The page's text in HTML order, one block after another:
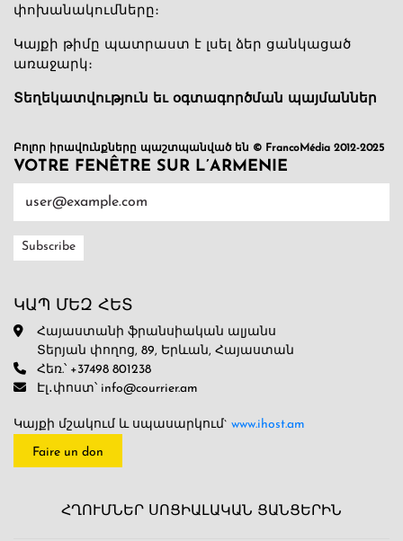
փոխանակումները։
Կայքի թիմը պատրաստ է լսել ձեր ցանկացած
առաջարկ։
Տեղեկատվություն եւ օգտագործման պայմաններ
Բոլոր իրավունքները պաշտպանված են © FrancoMédia 2012-2025
VOTRE FENÊTRE SUR L’ARMENIE
ԿԱՊ ՄԵԶ ՀԵՏ
Հայաստանի ֆրանսիական ալյանս
Տերյան փողոց, 89, Երևան, Հայաստան
Հեռ.՝ +37498 801238
Էլ․փոստ՝ info@courrier.am
Կայքի մշակում և սպասարկում` www.ihost.am
Faire un don
ՀՂՈՒՄՆԵՐ ՍՈՑԻԱԼԱԿԱՆ ՑԱՆՑԵՐԻՆ